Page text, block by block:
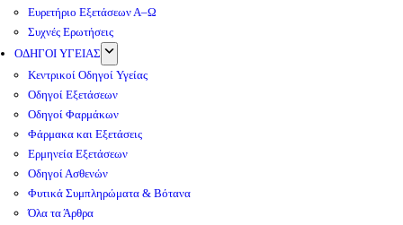
Ευρετήριο Εξετάσεων Α–Ω
Συχνές Ερωτήσεις
ΟΔΗΓΟΙ ΥΓΕΙΑΣ
Κεντρικοί Οδηγοί Υγείας
Οδηγοί Εξετάσεων
Οδηγοί Φαρμάκων
Φάρμακα και Εξετάσεις
Ερμηνεία Εξετάσεων
Οδηγοί Ασθενών
Φυτικά Συμπληρώματα & Βότανα
Όλα τα Άρθρα